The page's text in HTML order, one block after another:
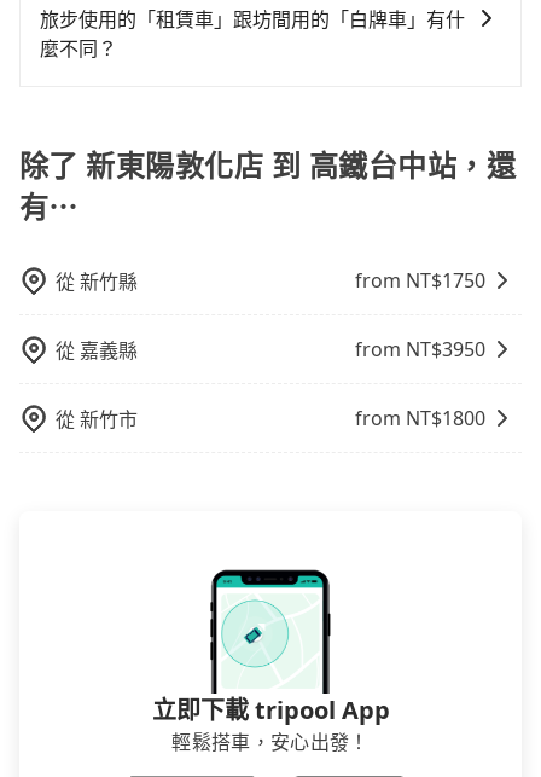
還，又或者要還車時卻偏偏找不到停車位，對於急著用
車或者要載其他乘客的人來說就有不小的風險。最後，
司報帳打統編，在結帳時可以受理，並於乘車後一週內
寄出電子收據。
中型巴士或大型遊覽車。非法改裝的車輛，不僅與車輛
行照不符，連司機的駕照都會不符。在路上被警察盤查
與一台小轎車比較划算，如人數超過12位就一定是叫一
台中巴比較方便。但也有例外，比方說有些山區或路段
是禁止大客車通行的，建議在預定時最好先與車行或平
專人回覆您。
旅步使用的「租賃車」跟坊間用的「白牌車」有什
麼不同？
為旅步貴賓服務用車。與一些私家車充當營業用車違法
接載的「白牌車」不同。旅步所使用的車輛合法且符合
相關法規。
除了 新東陽敦化店 到 高鐵台中站，還
有⋯
從新竹縣 from NT$1750
從 嘉義縣 from NT$3950
從新竹市 from NT$1800
立即下載 tripool App
輕鬆搭車，安心出發！